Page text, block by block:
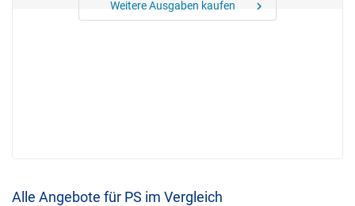
Weitere Ausgaben kaufen chevron_right
Alle Angebote für PS im Vergleich